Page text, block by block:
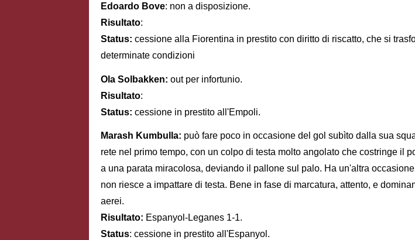
Edoardo Bove: non a disposizione.
Risultato:
Status: cessione alla Fiorentina in prestito con diritto di riscatto, che si
determinate condizioni
Ola Solbakken: out per infortunio.
Risultato:
Status: cessione in prestito all'Empoli.
Marash Kumbulla: può fare poco in occasione del gol subìto dalla sua
rete nel primo tempo, con un colpo di testa molto angolato che costringe il
a una parata miracolosa, deviando il pallone sul palo. Ha un'altra
non riesce a impattare di testa. Bene in fase di marcatura, attento, e
aerei.
Risultato: Espanyol-Leganes 1-1.
Status: cessione in prestito all'Espanyol.